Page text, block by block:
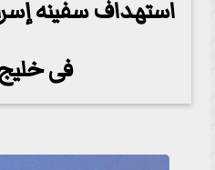
استهداف سفينه
فى